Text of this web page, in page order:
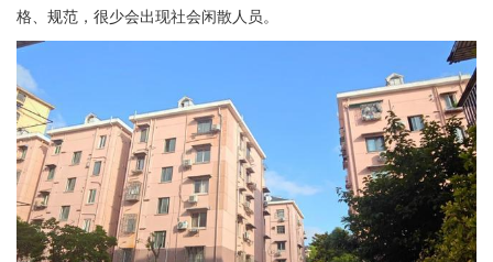
格、规范，很少会出现社会闲散人员。